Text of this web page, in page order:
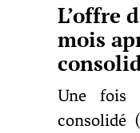
L’offre
mois
Une fois
consolidé